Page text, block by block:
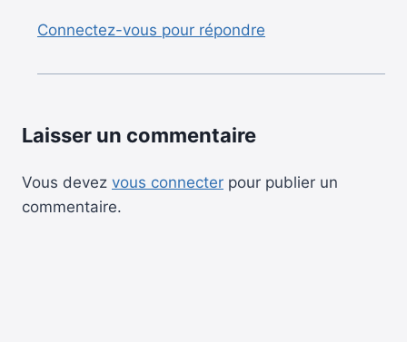
Connectez-vous pour répondre
Laisser un commentaire
Vous devez vous connecter pour publier un
commentaire.